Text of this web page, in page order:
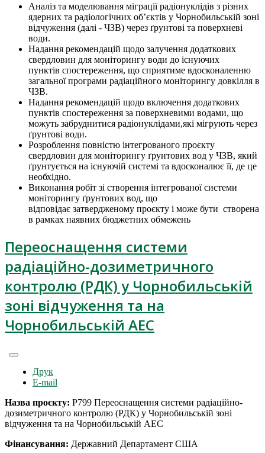
Аналіз та моделювання міграції радіонуклідів з різних
ядерних та радіологічних об’єктів у Чорнобильській зоні
відчуження (далі - ЧЗВ) через ґрунтові та поверхневі
води.
Надання рекомендацій щодо залучення додаткових
свердловин для моніторингу води до існуючих
пунктів спостереження, що сприятиме вдосконаленню
загальної програми радіаційного моніторингу довкілля в
ЧЗВ.
Надання рекомендацій щодо включення додаткових
пунктів спостереження за поверхневими водами, що
можуть забруднитися радіонуклідами,які мігрують через
ґрунтові води.
Розроблення повністю інтегрованого проєкту
свердловин для моніторингу ґрунтових вод у ЧЗВ, який
ґрунтується на існуючій системі та вдосконалює її, де це
необхідно.
Виконання робіт зі створення інтегрованої системи
моніторингу ґрунтових вод, що
відповідає затвердженому проєкту і може бути створена
в рамках наявних бюджетних обмежень
Переоснащення системи
радіаційно-дозиметричного
контролю (РДК) у Чорнобильській
зоні відчуження та на
Чорнобильській АЕС
Друк
E-mail
Назва проєкту: Р799 Переоснащення системи радіаційно-
дозиметричного контролю (РДК) у Чорнобильській зоні
відчуження та на Чорнобильській АЕС
Фінансування: Державний Департамент США